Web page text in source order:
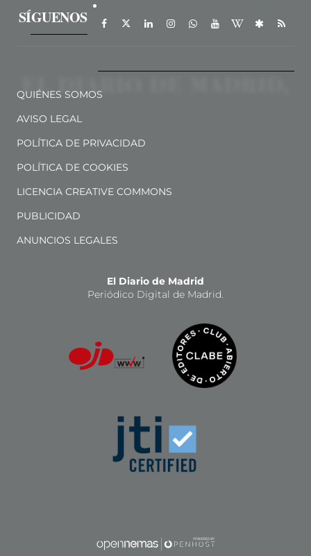
SÍGUENOS
QUIÉNES SOMOS
AVISO LEGAL
POLÍTICA DE PRIVACIDAD
POLÍTICA DE COOKIES
LICENCIA CREATIVE COMMONS
PUBLICIDAD
ANUNCIOS LEGALES
El Diario de Madrid
Periódico Digital de Madrid.